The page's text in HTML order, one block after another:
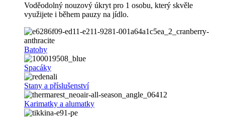
Voděodolný nouzový úkryt pro 1 osobu, který skvěle
využijete i během pauzy na jídlo.
Batohy
Spacáky
Stany a příslušenství
Karimatky a alumatky